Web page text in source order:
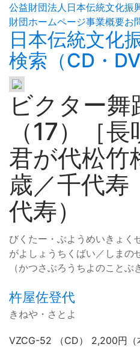
公益財団法人日本伝統文化振
財団ホームページ事業概要お
日本伝統文化
検索（CD・
ビクター舞
（17）［長
君が代松竹
歳／千代寿
代寿）
びくたー・ぶようめいきょ
がよしょうちくばい／しまの
（かつさぶろうちよのことぶ
杵屋佐登代
きねや・さとよ
VZCG-52 （CD） 2,200円（